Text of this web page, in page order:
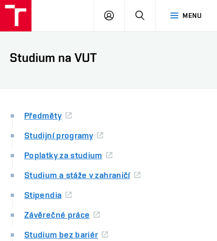
MENU
PŘIHLÁSIT
Studium na VUT
Předměty
Studijní programy
Poplatky za studium
Studium a stáže v zahraničí
Stipendia
Závěrečné práce
Studium bez bariér